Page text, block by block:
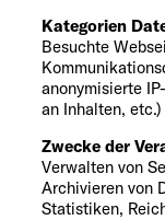
Besuchte
anonymisierte
an Inhalten, etc.)
Zwecke der
Verwalten von
Archivieren von
Statistiken,